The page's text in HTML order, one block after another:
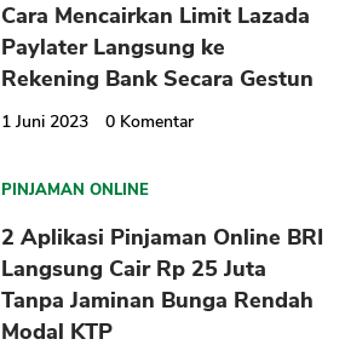
Cara Mencairkan Limit Lazada
Paylater Langsung ke
Rekening Bank Secara Gestun
1 Juni 2023 0 Komentar
PINJAMAN ONLINE
2 Aplikasi Pinjaman Online BRI
Langsung Cair Rp 25 Juta
Tanpa Jaminan Bunga Rendah
Modal KTP